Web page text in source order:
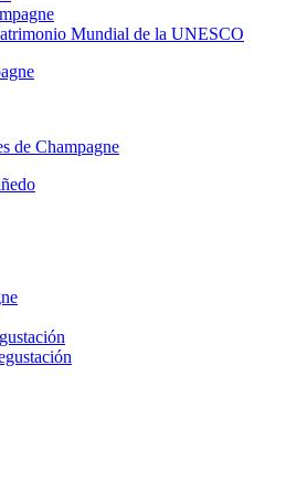
Mundial de la UNESCO
de Champagne